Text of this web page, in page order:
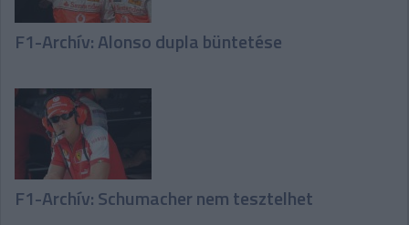
F1-Archív: Alonso dupla büntetése
F1-Archív: Schumacher nem tesztelhet